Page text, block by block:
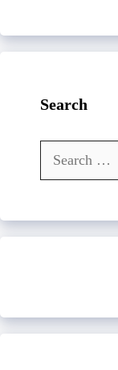
Search
Search
for: